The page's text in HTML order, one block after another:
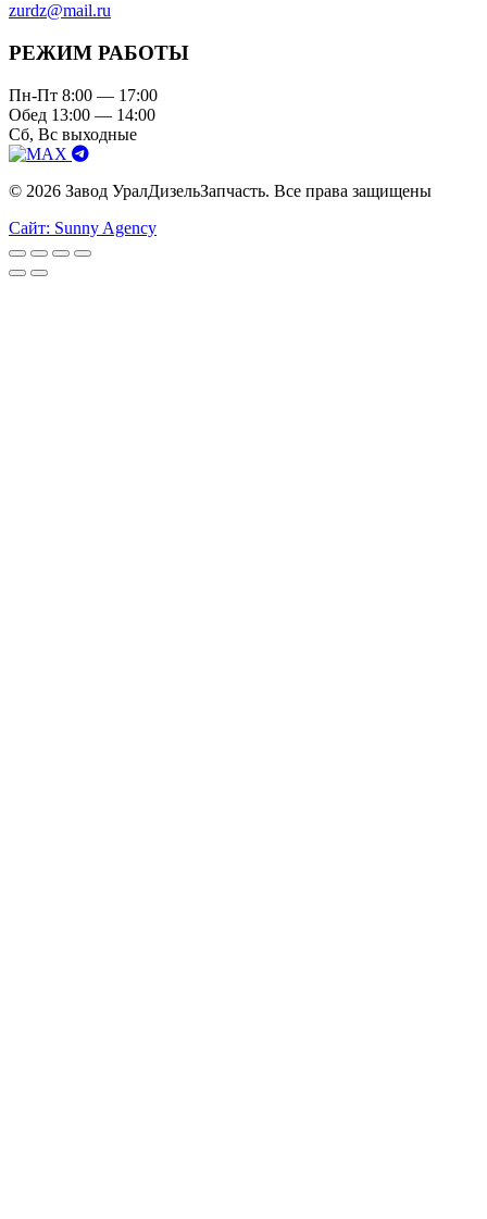
zurdz@mail.ru
РЕЖИМ РАБОТЫ
Пн-Пт 8:00 — 17:00
Обед 13:00 — 14:00
Сб, Вс выходные
© 2026 Завод УралДизельЗапчасть. Все права защищены
Сайт: Sunny Agency